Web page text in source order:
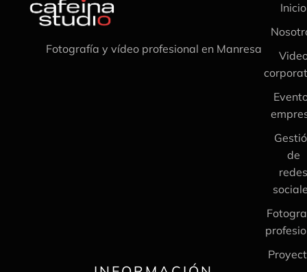
Fotografía y vídeo profesional en Manresa
Inicio
de
redes